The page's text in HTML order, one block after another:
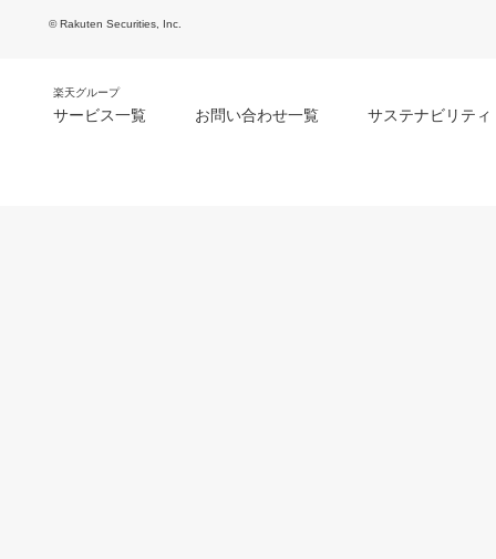
© Rakuten Securities, Inc.
楽天グループ
サービス一覧 お問い合わせ一覧 サステナビリティ